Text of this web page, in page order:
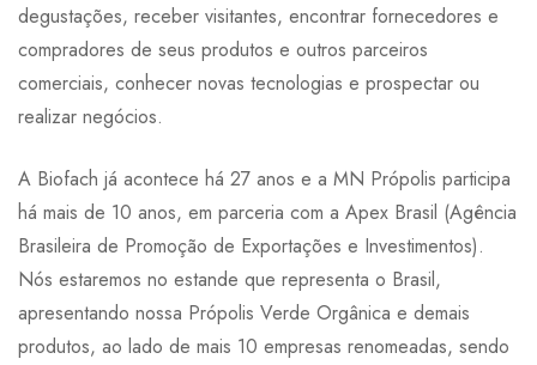
degustações, receber visitantes, encontrar fornecedores e
compradores de seus produtos e outros parceiros
comerciais, conhecer novas tecnologias e prospectar ou
realizar negócios.
A Biofach já acontece há 27 anos e a MN Própolis participa
há mais de 10 anos, em parceria com a Apex Brasil (Agência
Brasileira de Promoção de Exportações e Investimentos).
Nós estaremos no estande que representa o Brasil,
apresentando nossa Própolis Verde Orgânica e demais
produtos, ao lado de mais 10 empresas renomeadas, sendo